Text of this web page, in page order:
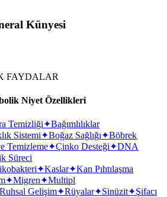
Künyesi
FAYDALAR
Niyet Özellikleri
Temizliği✦Bağımlılıklar
Sistemi✦Boğaz Sağlığı✦Böbrek
Temizleme✦Çinko Desteği✦DNA
Süreci
✦Kaslar✦Kan Pıhtılaşma
✦Migren✦Multipl
Ruhsal Gelişim✦Rüyalar✦Sinüzit✦Şifacı